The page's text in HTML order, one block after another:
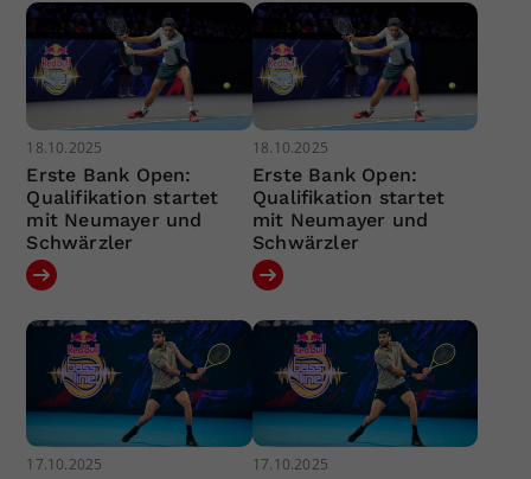
18.10.2025
Erste Bank Open:
Qualifikation startet
mit Neumayer und
Schwärzler
18.10.2025
Erste Bank Open:
Qualifikation startet
mit Neumayer und
Schwärzler
17.10.2025 17.10.2025